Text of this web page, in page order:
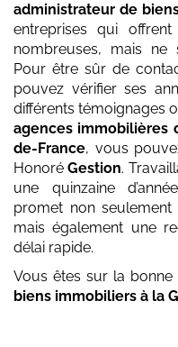
administrateur de
entreprises qui
nombreuses, mais ne
Pour être sûr de
pouvez vérifier ses
différents témoignages
agences immobilières
de-France, vous
HonoréGestion.
une quinzaine
promet non seulement
mais également une
délai rapide.
Vous êtes sur la
biens immobiliers à la